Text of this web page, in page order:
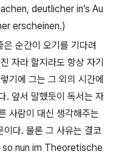
deutlicher in’s Au
erscheinen.)
은 순간이 오기를 기다려
자라 할지라도 항상 자기
기에 그는 그 외의 시간에
. 앞서 말했듯이 독서는 자
사람이 대신 생각해주는
이다. 물론 그 사유는 결코
so nun im Theoretische